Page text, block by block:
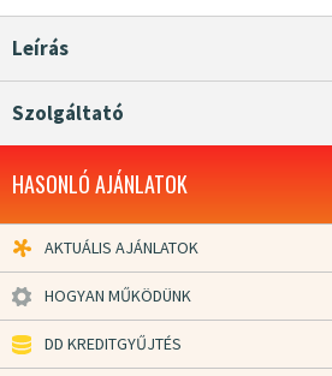
Leírás
Szolgáltató
HASONLÓ AJÁNLATOK
AKTUÁLIS AJÁNLATOK
HOGYAN MŰKÖDÜNK
DD KREDITGYŰJTÉS